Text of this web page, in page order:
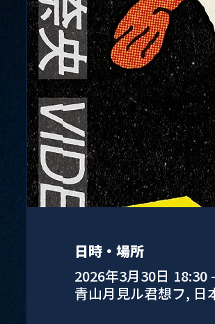
日時・場所
2026年3月30日 18:30
青山月見ル君想フ,